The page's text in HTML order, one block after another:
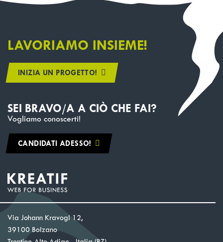
LAVORIAMO INSIEME!
INIZIA UN PROGETTO!
SEI BRAVO/A A CIÒ CHE FAI?
Vogliamo conoscerti!
CANDIDATI ADESSO!
Via Johann Kravogl 12,
39100 Bolzano